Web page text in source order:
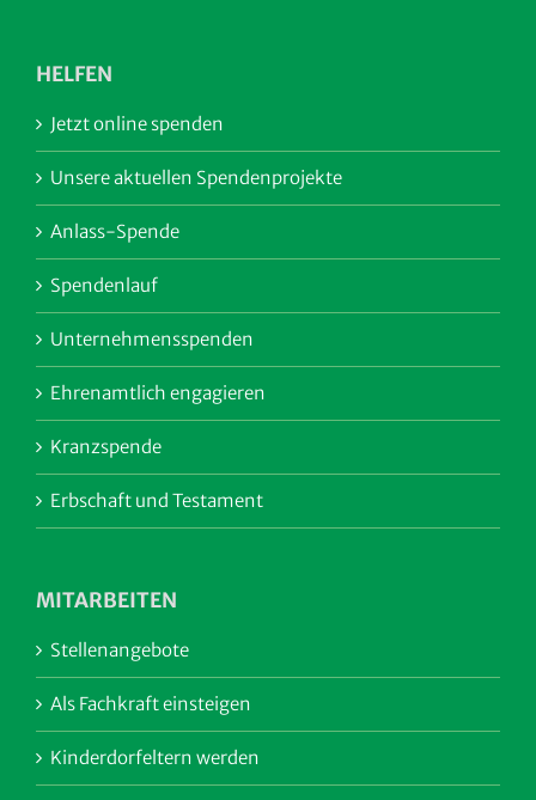
HELFEN
Jetzt online spenden
Unsere aktuellen Spendenprojekte
Anlass-Spende
Spendenlauf
Unternehmensspenden
Ehrenamtlich engagieren
Kranzspende
Erbschaft und Testament
MITARBEITEN
Stellenangebote
Als Fachkraft einsteigen
Kinderdorfeltern werden